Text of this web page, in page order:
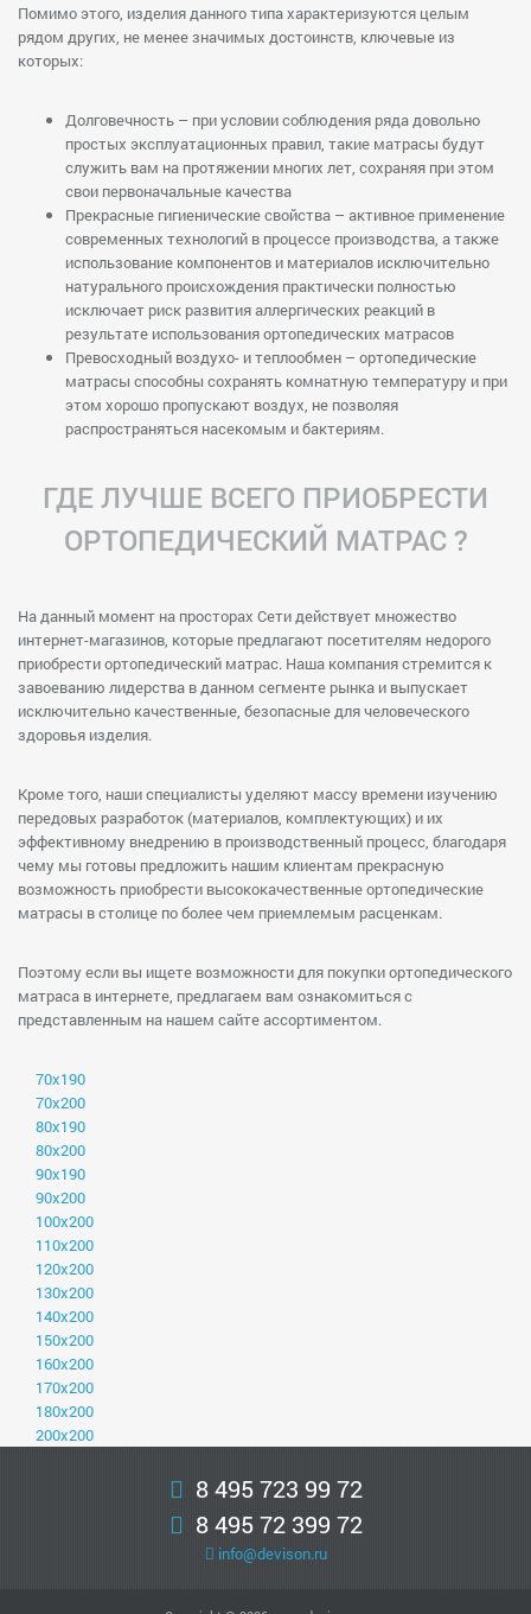
Помимо этого, изделия данного типа характеризуются целым
рядом других, не менее значимых достоинств, ключевые из
которых:
Долговечность – при условии соблюдения ряда довольно
простых эксплуатационных правил, такие матрасы будут
служить вам на протяжении многих лет, сохраняя при этом
свои первоначальные качества
Прекрасные гигиенические свойства – активное применение
современных технологий в процессе производства, а также
использование компонентов и материалов исключительно
натурального происхождения практически полностью
исключает риск развития аллергических реакций в
результате использования ортопедических матрасов
Превосходный воздухо- и теплообмен – ортопедические
матрасы способны сохранять комнатную температуру и при
этом хорошо пропускают воздух, не позволяя
распространяться насекомым и бактериям.
ГДЕ ЛУЧШЕ ВСЕГО ПРИОБРЕСТИ
ОРТОПЕДИЧЕСКИЙ МАТРАС ?
На данный момент на просторах Сети действует множество
интернет-магазинов, которые предлагают посетителям недорого
приобрести ортопедический матрас. Наша компания стремится к
завоеванию лидерства в данном сегменте рынка и выпускает
исключительно качественные, безопасные для человеческого
здоровья изделия.
Кроме того, наши специалисты уделяют массу времени изучению
передовых разработок (материалов, комплектующих) и их
эффективному внедрению в производственный процесс, благодаря
чему мы готовы предложить нашим клиентам прекрасную
возможность приобрести высококачественные ортопедические
матрасы в столице по более чем приемлемым расценкам.
Поэтому если вы ищете возможности для покупки ортопедического
матраса в интернете, предлагаем вам ознакомиться с
представленным на нашем сайте ассортиментом.
70х190
70х200
80х190
80х200
90х190
90х200
100х200
110х200
120х200
130х200
140х200
150х200
160х200
170х200
180х200
200х200
8 495 723 99 72
8 495 72 399 72
info@devison.ru